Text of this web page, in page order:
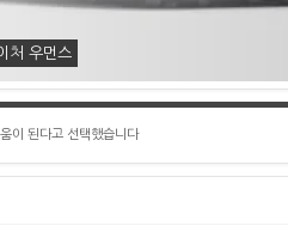
처 우먼스
이 된다고 선택했습니다